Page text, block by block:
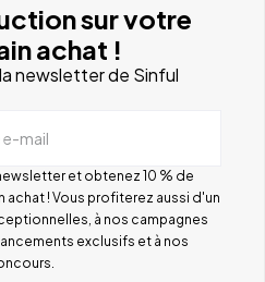
sur votre
achat !
newsletter de Sinful
e-mail
et obtenez 10 % de
! Vous profiterez aussi d'un
à nos campagnes
exclusifs et à nos